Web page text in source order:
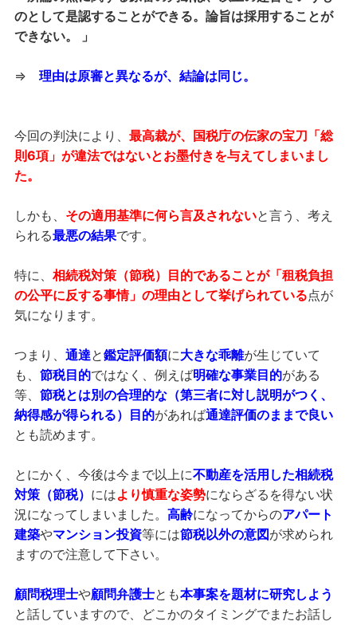
のとして是認することができる。論旨は採用することが
できない。 」
⇒ 理由は原審と異なるが、結論は同じ。
今回の判決により、 最高裁が、国税庁の伝家の宝刀「総
則6項」が違法ではないとお墨付きを与えてしまいまし
た。
しかも、 その適用基準に何ら言及されないと言う、考え
られる最悪の結果です。
特に、 相続税対策（節税）目的であることが「租税負担
の公平に反する事情」の理由として挙げられている点が
気になります。
つまり、 通達と鑑定評価額に大きな乖離が生じていて
も、 節税目的ではなく、例えば明確な事業目的がある
等、 節税とは別の合理的な（第三者に対し説明がつく、
納得感が得られる）目的があれば通達評価のままで良い
とも読めます。
とにかく、今後は今まで以上に不動産を活用した相続税
対策（節税） にはより慎重な姿勢にならざるを得ない状
況になってしまいました。 高齢になってからのアパート
建築やマンション投資等には節税以外の意図が求められ
ますので注意して下さい。
顧問税理士や顧問弁護士とも本事案を題材に研究しよう
と話していますので、どこかのタイミングでまたお話し